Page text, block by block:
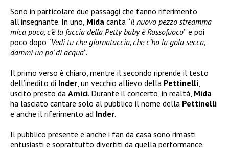
Sono in particolare due passaggi che fanno riferimento
all’insegnante. In uno, Mida canta “Il nuovo pezzo streamma
mica poco, c’è la faccia della Petty baby è Rossofuoco” e poi
poco dopo “Vedi tu che giornataccia, che c’ho la gola secca,
dammi un po’ di acqua“.
Il primo verso è chiaro, mentre il secondo riprende il testo
dell’inedito di Inder , un vecchio allievo della Pettinelli
uscito presto da Amici. Durante il concerto, in realtà, Mida
ha lasciato cantare solo al pubblico il nome della Pettinelli
e anche il riferimento ad Inder.
Il pubblico presente e anche i fan da casa sono rimasti
entusiasti e soprattutto divertiti da quella performance.